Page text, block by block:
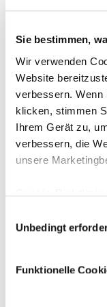
Sie bestimmen,
Wir verwenden
Website
verbessern. Wenn
klicken, stimmen
Ihrem Gerät zu,
verbessern, die
unsere
Unbedingt
Funktionelle
entwickeln, Profile
erstellen, um die
mechanistische
gewinnen.